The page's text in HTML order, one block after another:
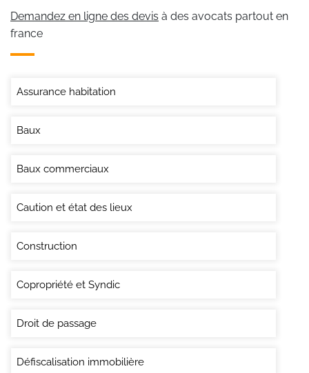
Demandez en ligne des devis à des avocats partout en
france
Assurance habitation
Baux
Baux commerciaux
Caution et état des lieux
Construction
Copropriété et Syndic
Droit de passage
Défiscalisation immobilière